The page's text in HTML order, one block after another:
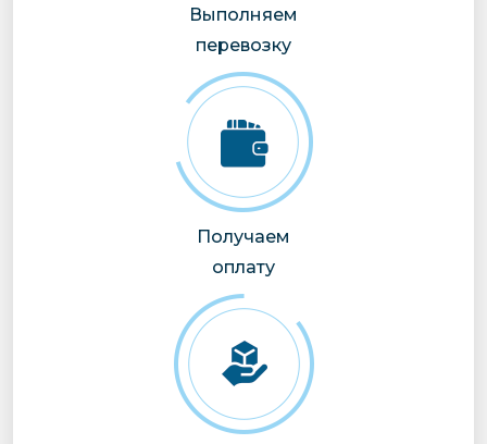
Выполняем
перевозку
Получаем
оплату